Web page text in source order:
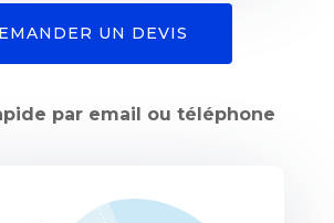
UN DEVIS
par email ou téléphone